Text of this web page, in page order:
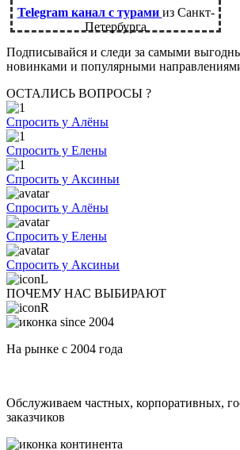
Telegram канал с турами из Санкт-
Петербурга
Подписывайся и следи за самыми
новинками и популярными
ОСТАЛИСЬ ВОПРОСЫ ?
Спросить у Алёны
Спросить у Елены
Спросить у Аксиньи
Спросить у Алёны
Спросить у Елены
Спросить у Аксиньи
ПОЧЕМУ НАС ВЫБИРАЮТ
На рынке с 2004 года
Обслуживаем частных, корпоративных,
заказчиков